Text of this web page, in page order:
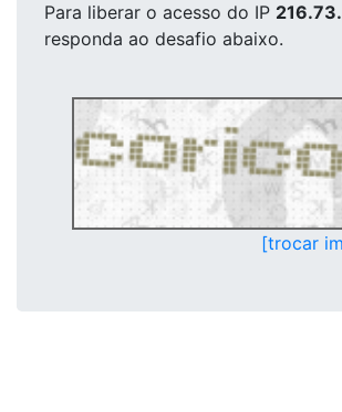
Para liberar o acesso do IP
responda ao desafio abaixo.
[trocar